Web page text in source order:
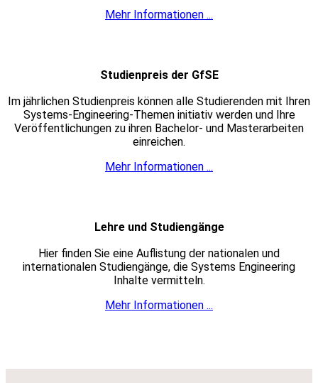
Mehr Informationen ...
Studienpreis der GfSE
Im jährlichen Studienpreis können alle Studierenden mit Ihren
Systems-Engineering-Themen initiativ werden und Ihre
Veröffentlichungen zu ihren Bachelor- und Masterarbeiten
einreichen.
Mehr Informationen ...
Lehre und Studiengänge
Hier finden Sie eine Auflistung der nationalen und
internationalen Studiengänge, die Systems Engineering
Inhalte vermitteln.
Mehr Informationen ...